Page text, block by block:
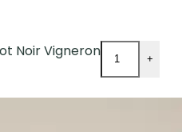
Noir Vigneron +